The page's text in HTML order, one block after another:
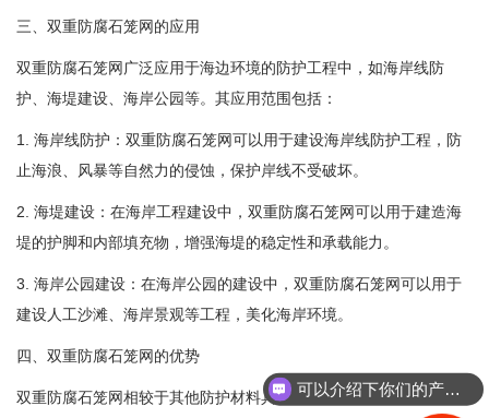
三、双重防腐石笼网的应用
双重防腐石笼网广泛应用于海边环境的防护工程中，如海岸线防
护、海堤建设、海岸公园等。其应用范围包括：
1. 海岸线防护：双重防腐石笼网可以用于建设海岸线防护工程，防
止海浪、风暴等自然力的侵蚀，保护岸线不受破坏。
2. 海堤建设：在海岸工程建设中，双重防腐石笼网可以用于建造海
堤的护脚和内部填充物，增强海堤的稳定性和承载能力。
3. 海岸公园建设：在海岸公园的建设中，双重防腐石笼网可以用于
建设人工沙滩、海岸景观等工程，美化海岸环境。
四、双重防腐石笼网的优势
双重防腐石笼网相较于其他防护材料具有以下优势： 可以介绍下你们的产品么？